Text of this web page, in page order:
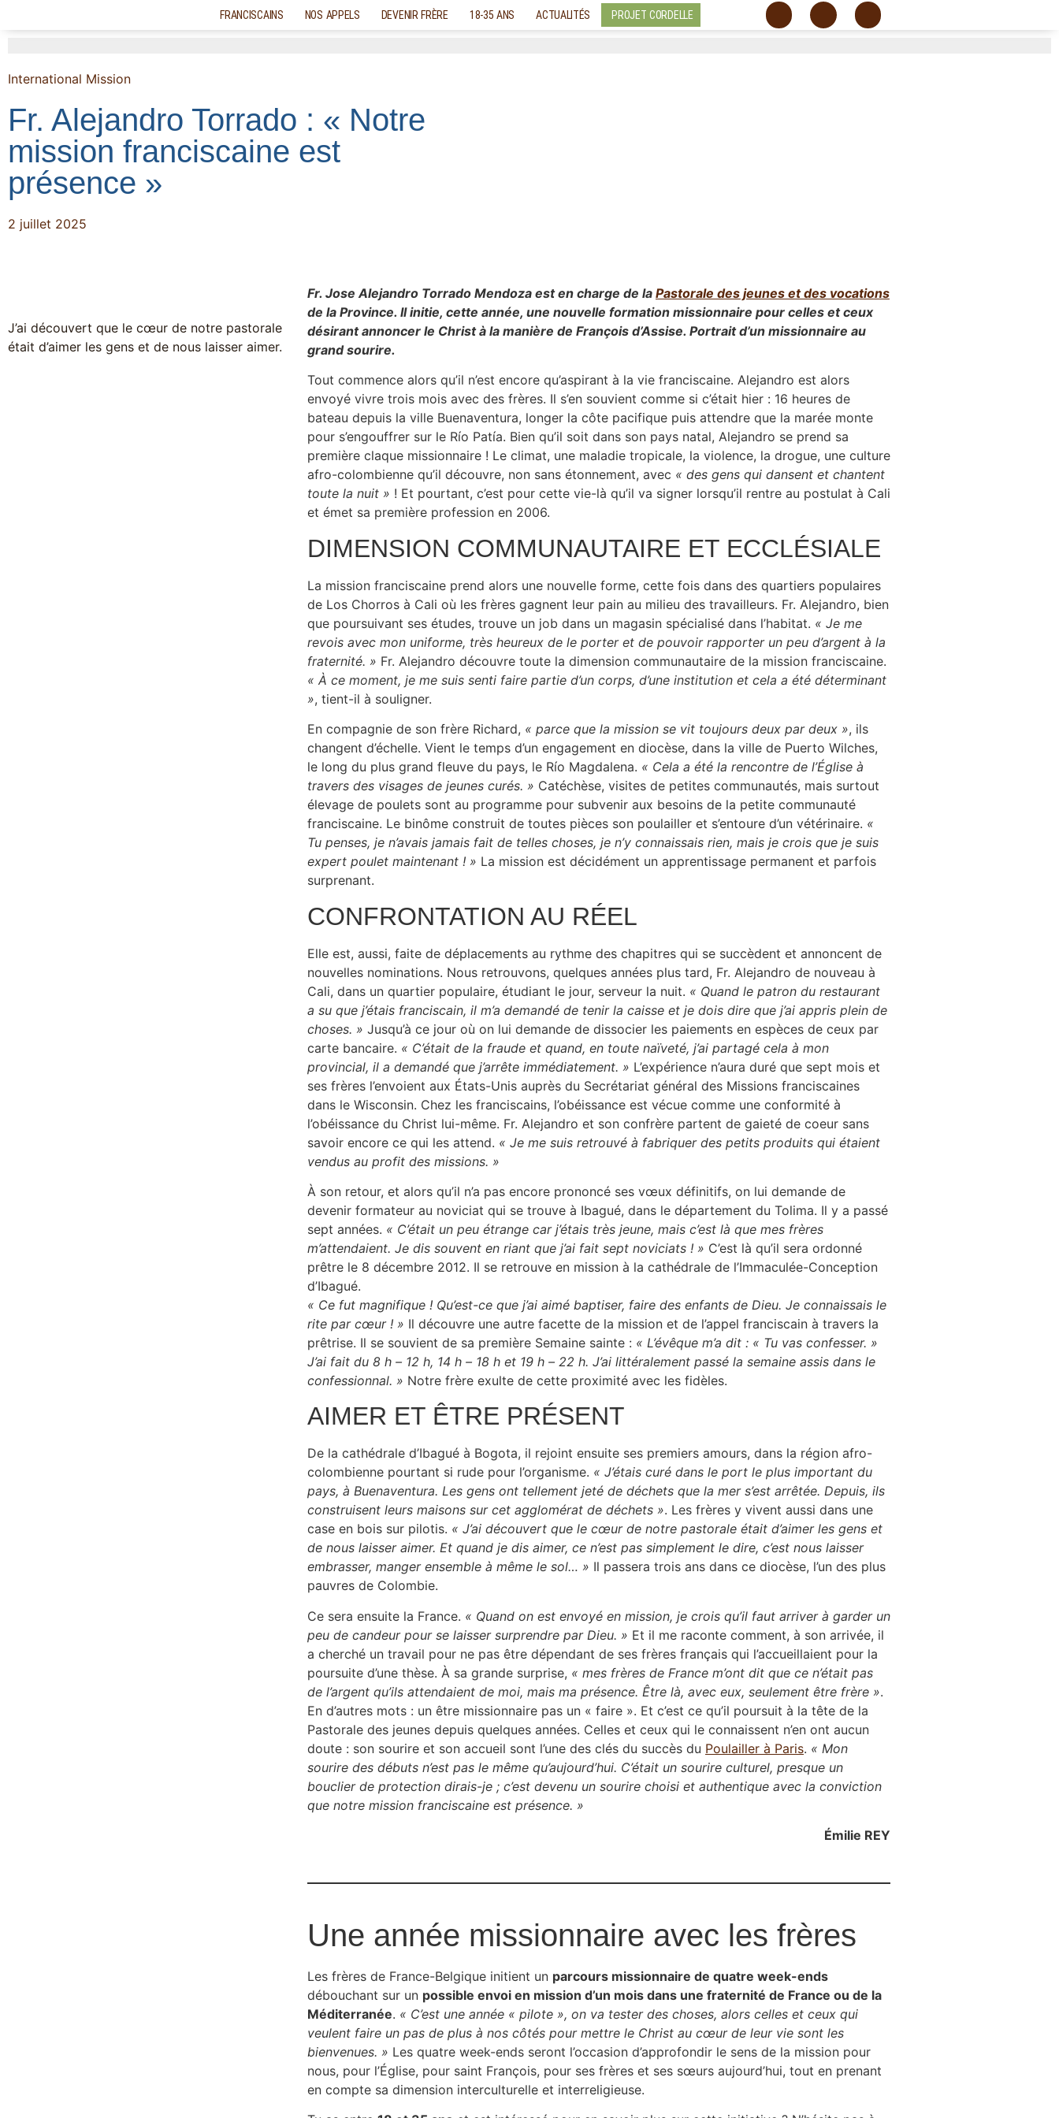
FRANCISCAINS NOS APPELS DEVENIR FRÈRE 18-35 ANS ACTUALITÉS PROJET CORDELLE
International Mission
Fr. Alejandro Torrado : « Notre
mission franciscaine est
présence »
2 juillet 2025
J’ai découvert que le cœur de notre pastorale
était d’aimer les gens et de nous laisser aimer.
Fr. Jose Alejandro Torrado Mendoza est en charge de la Pastorale des jeunes et des vocations
de la Province. Il initie, cette année, une nouvelle formation missionnaire pour celles et ceux
désirant annoncer le Christ à la manière de François d’Assise. Portrait d’un missionnaire au
grand sourire.
Tout commence alors qu’il n’est encore qu’aspirant à la vie franciscaine. Alejandro est alors
envoyé vivre trois mois avec des frères. Il s’en souvient comme si c’était hier : 16 heures de
bateau depuis la ville Buenaventura, longer la côte pacifique puis attendre que la marée monte
pour s’engouffrer sur le Río Patía. Bien qu’il soit dans son pays natal, Alejandro se prend sa
première claque missionnaire ! Le climat, une maladie tropicale, la violence, la drogue, une culture
afro-colombienne qu’il découvre, non sans étonnement, avec « des gens qui dansent et chantent
toute la nuit » ! Et pourtant, c’est pour cette vie-là qu’il va signer lorsqu’il rentre au postulat à Cali
et émet sa première profession en 2006.
DIMENSION COMMUNAUTAIRE ET ECCLÉSIALE
La mission franciscaine prend alors une nouvelle forme, cette fois dans des quartiers populaires
de Los Chorros à Cali où les frères gagnent leur pain au milieu des travailleurs. Fr. Alejandro, bien
que poursuivant ses études, trouve un job dans un magasin spécialisé dans l’habitat. « Je me
revois avec mon uniforme, très heureux de le porter et de pouvoir rapporter un peu d’argent à la
fraternité. » Fr. Alejandro découvre toute la dimension communautaire de la mission franciscaine.
« À ce moment, je me suis senti faire partie d’un corps, d’une institution et cela a été déterminant
», tient-il à souligner.
En compagnie de son frère Richard, « parce que la mission se vit toujours deux par deux », ils
changent d’échelle. Vient le temps d’un engagement en diocèse, dans la ville de Puerto Wilches,
le long du plus grand fleuve du pays, le Río Magdalena. « Cela a été la rencontre de l’Église à
travers des visages de jeunes curés. » Catéchèse, visites de petites communautés, mais surtout
élevage de poulets sont au programme pour subvenir aux besoins de la petite communauté
franciscaine. Le binôme construit de toutes pièces son poulailler et s’entoure d’un vétérinaire. «
Tu penses, je n’avais jamais fait de telles choses, je n’y connaissais rien, mais je crois que je suis
expert poulet maintenant ! » La mission est décidément un apprentissage permanent et parfois
surprenant.
CONFRONTATION AU RÉEL
Elle est, aussi, faite de déplacements au rythme des chapitres qui se succèdent et annoncent de
nouvelles nominations. Nous retrouvons, quelques années plus tard, Fr. Alejandro de nouveau à
Cali, dans un quartier populaire, étudiant le jour, serveur la nuit. « Quand le patron du restaurant
a su que j’étais franciscain, il m’a demandé de tenir la caisse et je dois dire que j’ai appris plein de
choses. » Jusqu’à ce jour où on lui demande de dissocier les paiements en espèces de ceux par
carte bancaire. « C’était de la fraude et quand, en toute naïveté, j’ai partagé cela à mon
provincial, il a demandé que j’arrête immédiatement. » L’expérience n’aura duré que sept mois et
ses frères l’envoient aux États-Unis auprès du Secrétariat général des Missions franciscaines
dans le Wisconsin. Chez les franciscains, l’obéissance est vécue comme une conformité à
l’obéissance du Christ lui-même. Fr. Alejandro et son confrère partent de gaieté de coeur sans
savoir encore ce qui les attend. « Je me suis retrouvé à fabriquer des petits produits qui étaient
vendus au profit des missions. »
À son retour, et alors qu’il n’a pas encore prononcé ses vœux définitifs, on lui demande de
devenir formateur au noviciat qui se trouve à Ibagué, dans le département du Tolima. Il y a passé
sept années. « C’était un peu étrange car j’étais très jeune, mais c’est là que mes frères
m’attendaient. Je dis souvent en riant que j’ai fait sept noviciats ! » C’est là qu’il sera ordonné
prêtre le 8 décembre 2012. Il se retrouve en mission à la cathédrale de l’Immaculée-Conception
d’Ibagué.
« Ce fut magnifique ! Qu’est-ce que j’ai aimé baptiser, faire des enfants de Dieu. Je connaissais le
rite par cœur ! » Il découvre une autre facette de la mission et de l’appel franciscain à travers la
prêtrise. Il se souvient de sa première Semaine sainte : « L’évêque m’a dit : « Tu vas confesser. »
J’ai fait du 8 h – 12 h, 14 h – 18 h et 19 h – 22 h. J’ai littéralement passé la semaine assis dans le
confessionnal. » Notre frère exulte de cette proximité avec les fidèles.
AIMER ET ÊTRE PRÉSENT
De la cathédrale d’Ibagué à Bogota, il rejoint ensuite ses premiers amours, dans la région afro-
colombienne pourtant si rude pour l’organisme. « J’étais curé dans le port le plus important du
pays, à Buenaventura. Les gens ont tellement jeté de déchets que la mer s’est arrêtée. Depuis, ils
construisent leurs maisons sur cet agglomérat de déchets ». Les frères y vivent aussi dans une
case en bois sur pilotis. « J’ai découvert que le cœur de notre pastorale était d’aimer les gens et
de nous laisser aimer. Et quand je dis aimer, ce n’est pas simplement le dire, c’est nous laisser
embrasser, manger ensemble à même le sol… » Il passera trois ans dans ce diocèse, l’un des plus
pauvres de Colombie.
Ce sera ensuite la France. « Quand on est envoyé en mission, je crois qu’il faut arriver à garder un
peu de candeur pour se laisser surprendre par Dieu. » Et il me raconte comment, à son arrivée, il
a cherché un travail pour ne pas être dépendant de ses frères français qui l’accueillaient pour la
poursuite d’une thèse. À sa grande surprise, « mes frères de France m’ont dit que ce n’était pas
de l’argent qu’ils attendaient de moi, mais ma présence. Être là, avec eux, seulement être frère ».
En d’autres mots : un être missionnaire pas un « faire ». Et c’est ce qu’il poursuit à la tête de la
Pastorale des jeunes depuis quelques années. Celles et ceux qui le connaissent n’en ont aucun
doute : son sourire et son accueil sont l’une des clés du succès du Poulailler à Paris. « Mon
sourire des débuts n’est pas le même qu’aujourd’hui. C’était un sourire culturel, presque un
bouclier de protection dirais-je ; c’est devenu un sourire choisi et authentique avec la conviction
que notre mission franciscaine est présence. »
Émilie REY
Une année missionnaire avec les frères
Les frères de France-Belgique initient un parcours missionnaire de quatre week-ends
débouchant sur un possible envoi en mission d’un mois dans une fraternité de France ou de la
Méditerranée. « C’est une année « pilote », on va tester des choses, alors celles et ceux qui
veulent faire un pas de plus à nos côtés pour mettre le Christ au cœur de leur vie sont les
bienvenues. » Les quatre week-ends seront l’occasion d’approfondir le sens de la mission pour
nous, pour l’Église, pour saint François, pour ses frères et ses sœurs aujourd’hui, tout en prenant
en compte sa dimension interculturelle et interreligieuse.